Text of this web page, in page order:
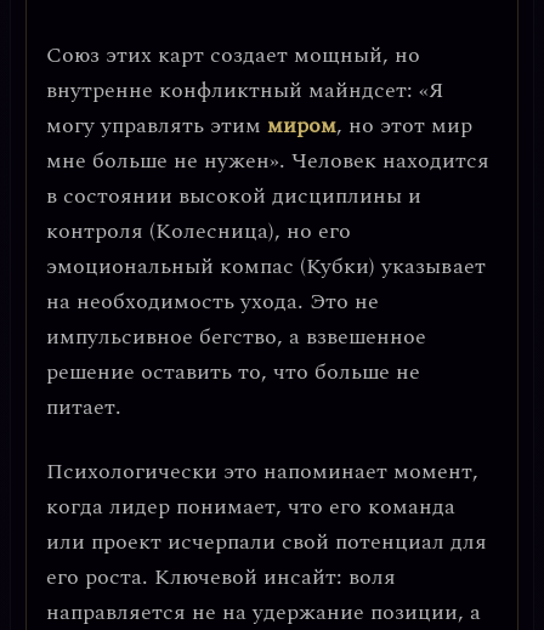
Союз этих карт создает мощный, но
внутренне конфликтный майндсет: «Я
могу управлять этим миром, но этот мир
мне больше не нужен». Человек находится
в состоянии высокой дисциплины и
контроля (Колесница), но его
эмоциональный компас (Кубки) указывает
на необходимость ухода. Это не
импульсивное бегство, а взвешенное
решение оставить то, что больше не
питает.
Психологически это напоминает момент,
когда лидер понимает, что его команда
или проект исчерпали свой потенциал для
его роста. Ключевой инсайт: воля
направляется не на удержание позиции, а